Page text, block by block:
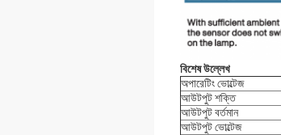
বিশেষ উল্লেখ
অপারেটিং ভোল্টেজ
আউটপুট শক্তি
আউটপুট বর্তমান
আউটপুট ভোল্টেজ